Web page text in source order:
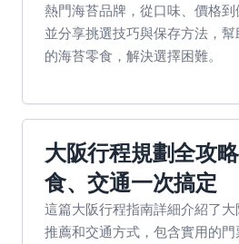
熱門海苔品牌，從口味、價格到
並分享挑選技巧與保存方法，
的海苔零食，解決選擇困難。
大阪行程規劃全攻
食、交通一次搞定
這篇大阪行程指南詳細介紹了
推薦和交通方式，包含實用的